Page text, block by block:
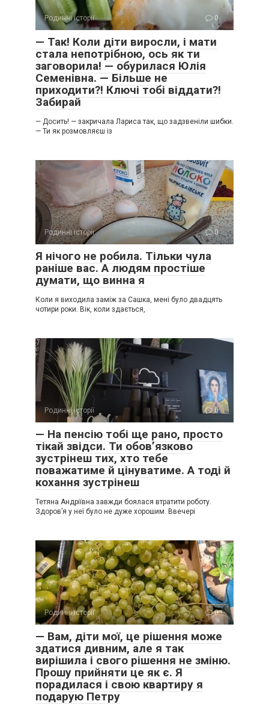
Родинні історії 0
— Так! Коли діти виросли, і мати
стала непотрібною, ось як ти
заговорила! — обурилася Юлія
Семенівна. — Більше не
приходити?! Ключі тобі віддати?!
Забирай
— Досить! — закричала Лариса так, що задзвеніли шибки.
— Ти як розмовляєш із
Родинні історії 0
Я нічого не робила. Тільки чула
раніше вас. А людям простіше
думати, що винна я
Коли я виходила заміж за Сашка, мені було двадцять
чотири роки. Вік, коли здається,
Родинні історії 0
— На пенсію тобі ще рано, просто
тікай звідси. Ти обов’язково
зустрінеш тих, хто тебе
поважатиме й цінуватиме. А тоді й
кохання зустрінеш
Тетяна Андріївна завжди боялася втратити роботу.
Здоров’я у неї було не дуже хорошим. Ввечері
Родинні історії 0
— Вам, діти мої, це рішення може
здатися дивним, але я так
вирішила і свого рішення не зміню.
Прошу прийняти це як є. Я
порадилася і свою квартиру я
подарую Петру